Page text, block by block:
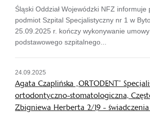
Śląski Oddział Wojewódzki NFZ informuje
podmiot Szpital Specjalistyczny nr 1 w
25.09.2025 r. kończy wykonywanie
podstawowego szpitalnego...
24.09.2025
Agata Czaplińska „ORTODENT”
ortodontyczno-stomatologiczna,
Zbigniewa Herberta 2/19 - świadczenia